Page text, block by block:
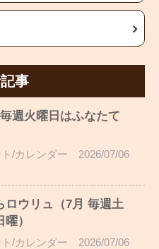
事
週火曜日はふなたて
ト/カレンダー 2026/07/06
ロウリュ（7月 毎週土
）
ト/カレンダー 2026/07/06